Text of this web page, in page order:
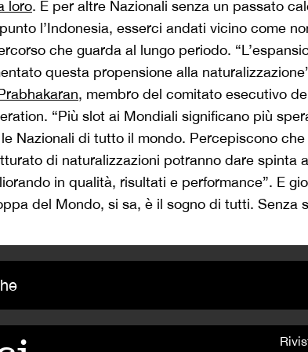
loro. E per altre Nazionali senza un passato
l’Indonesia, esserci andati vicino come
che guarda al lungo periodo.
questa propensione alla
, membro del comitato esecutivo
“Più slot ai Mondiali significano più
Nazionali di tutto il mondo. Percepiscono che
di naturalizzazioni potranno dare spinta
in qualità, risultati e performance”. E
del Mondo, si sa, è il sogno di tutti. Senza